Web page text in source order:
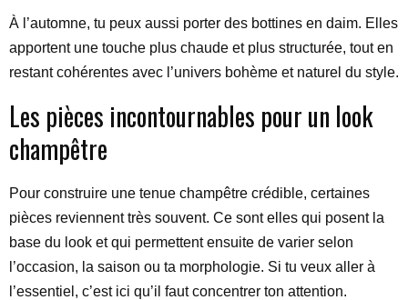
À l’automne, tu peux aussi porter des bottines en daim. Elles
apportent une touche plus chaude et plus structurée, tout en
restant cohérentes avec l’univers bohème et naturel du style.
Les pièces incontournables pour un look
champêtre
Pour construire une tenue champêtre crédible, certaines
pièces reviennent très souvent. Ce sont elles qui posent la
base du look et qui permettent ensuite de varier selon
l’occasion, la saison ou ta morphologie. Si tu veux aller à
l’essentiel, c’est ici qu’il faut concentrer ton attention.